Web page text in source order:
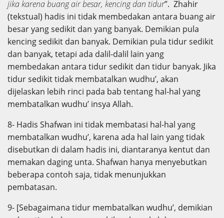
jika karena buang air besar, kencing dan tidur”. Zhahir
(tekstual) hadis ini tidak membedakan antara buang air
besar yang sedikit dan yang banyak. Demikian pula
kencing sedikit dan banyak. Demikian pula tidur sedikit
dan banyak, tetapi ada dalil-dalil lain yang
membedakan antara tidur sedikit dan tidur banyak. Jika
tidur sedikit tidak membatalkan wudhu’, akan
dijelaskan lebih rinci pada bab tentang hal-hal yang
membatalkan wudhu’ insya Allah.
8- Hadis Shafwan ini tidak membatasi hal-hal yang
membatalkan wudhu’, karena ada hal lain yang tidak
disebutkan di dalam hadis ini, diantaranya kentut dan
memakan daging unta. Shafwan hanya menyebutkan
beberapa contoh saja, tidak menunjukkan
pembatasan.
9- [Sebagaimana tidur membatalkan wudhu’, demikian